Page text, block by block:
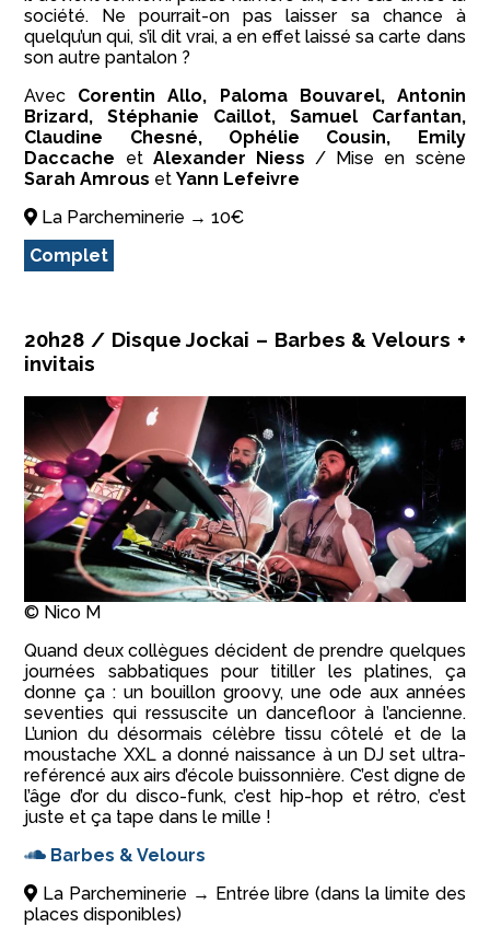
société. Ne pourrait-on pas laisser sa chance à
quelqu’un qui, s’il dit vrai, a en effet laissé sa carte dans
son autre pantalon ?
Avec Corentin Allo, Paloma Bouvarel, Antonin
Brizard, Stéphanie Caillot, Samuel Carfantan,
Claudine Chesné, Ophélie Cousin, Emily
Daccache et Alexander Niess/ Mise en scène
Sarah Amrous etYann Lefeivre
La Parcheminerie → 10€
Complet
20h28 / Disque Jockai – Barbes & Velours +
invitais
© Nico M
Quand deux collègues décident de prendre quelques
journées sabbatiques pour titiller les platines, ça
donne ça : un bouillon groovy, une ode aux années
seventies qui ressuscite un dancefloor à l’ancienne.
L’union du désormais célèbre tissu côtelé et de la
moustache XXL a donné naissance à un DJ set ultra-
reférencé aux airs d’école buissonnière. C’est digne de
l’âge d’or du disco-funk, c’est hip-hop et rétro, c’est
juste et ça tape dans le mille !
Barbes & Velours
La Parcheminerie → Entrée libre (dans la limite des
places disponibles)